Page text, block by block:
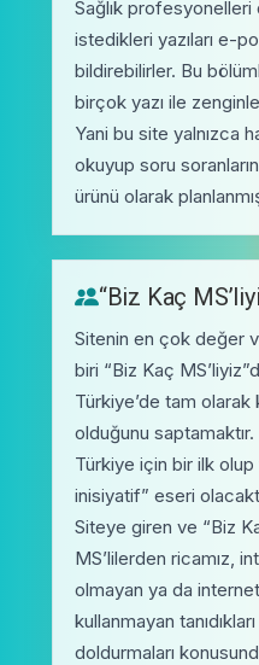
Sağlık profesyonelleri
istedikleri yazıları e-
bildirebilirler. Bu
birçok yazı ile
Yani bu site yalnızca
okuyup soru
ürünü olarak
“Biz Kaç
Sitenin en çok değer
biri “Biz Kaç
Türkiye’de tam olarak
olduğunu
Türkiye için bir ilk olup
inisiyatif” eseri
Siteye giren ve “Biz
MS’lilerden ricamız,
olmayan ya da
kullanmayan
doldurmaları